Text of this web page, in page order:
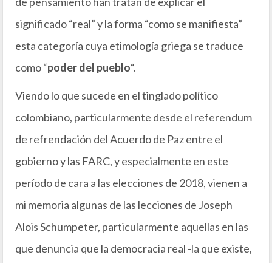
significado “real” y la forma “como se manifiesta”
esta categoría cuya etimología griega se traduce
como “poder del pueblo“.
Viendo lo que sucede en el tinglado político
colombiano, particularmente desde el referendum
de refrendación del Acuerdo de Paz entre el
gobierno y las FARC, y especialmente en este
período de cara a las elecciones de 2018, vienen a
mi memoria algunas de las lecciones de Joseph
Alois Schumpeter, particularmente aquellas en las
que denuncia que la democracia real -la que existe,